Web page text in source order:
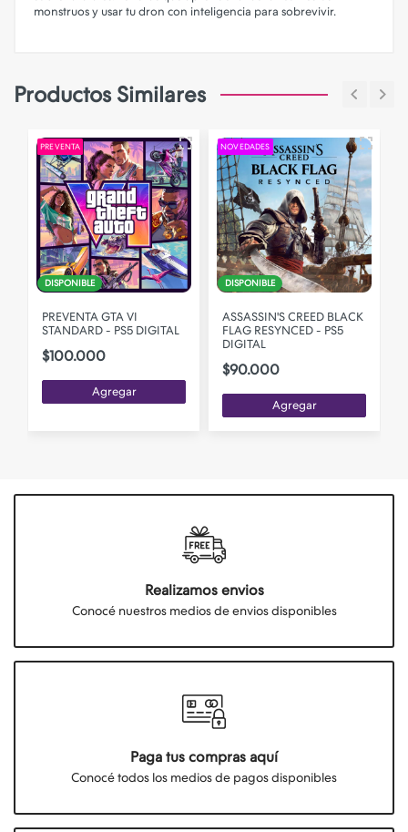
monstruos y usar tu dron con inteligencia para sobrevivir.
Productos Similares
PREVENTA
DISPONIBLE
PREVENTA GTA VI
STANDARD - PS5 DIGITAL
$100.000
Agregar
NOVEDADES
DISPONIBLE
ASSASSIN'S CREED BLACK
FLAG RESYNCED - PS5
DIGITAL
$90.000
Agregar
Realizamos envios
Conocé nuestros medios de envios disponibles
Paga tus compras aquí
Conocé todos los medios de pagos disponibles